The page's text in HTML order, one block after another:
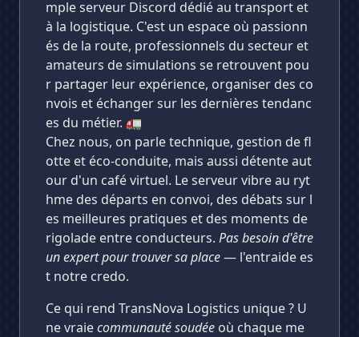
mple serveur Discord dédié au transport et
à la logistique. C'est un espace où passionn
és de la route, professionnels du secteur et
amateurs de simulations se retrouvent pou
r partager leur expérience, organiser des co
nvois et échanger sur les dernières tendanc
es du métier. 🚛
Chez nous, on parle technique, gestion de fl
otte et éco-conduite, mais aussi détente aut
our d'un café virtuel. Le serveur vibre au ryt
hme des départs en convoi, des débats sur l
es meilleures pratiques et des moments de
rigolade entre conducteurs. Pas besoin d'être
un expert pour trouver sa place— l'entraide es
t notre credo.
Ce qui rend TransNova Logistics unique ? U
ne vraiecommunauté soudée où chaque me